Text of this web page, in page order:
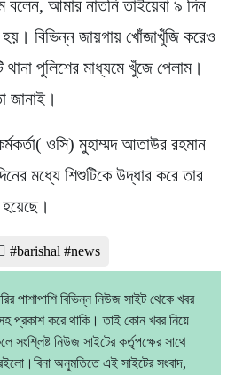
বলেন, আমার নাতনি তাইয়েবা ৯ দিন
বিভিন্ন জায়গায় খোঁজাখুঁজি করেও
পুলিশের মাধ্যমে খুঁজে পেলাম।
জানাই।
ওসি) মুহাম্মদ আতাউর রহমান
মধ্যে শিশুটিকে উদ্ধার করে তার
#barishal #news
পাশাপাশি বিভিন্ন নিউজ সাইট থেকে খবর
প্রকাশ করে থাকি। তাই কোন খবর নিয়ে
নিউজ সাইটের কর্তৃপক্ষের সাথে
অনুমতিতে এই সাইটের সংবাদ,